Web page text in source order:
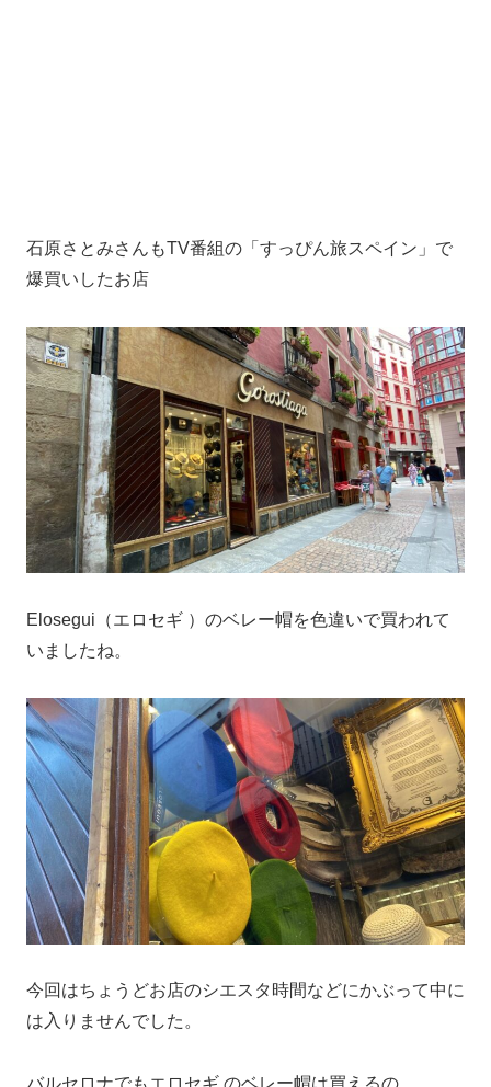
石原さとみさんもTV番組の「すっぴん旅スペイン」で
爆買いしたお店
Elosegui（エロセギ ）のベレー帽を色違いで買われて
いましたね。
今回はちょうどお店のシエスタ時間などにかぶって中に
は入りませんでした。
バルセロナでもエロセギ のベレー帽は買えるの